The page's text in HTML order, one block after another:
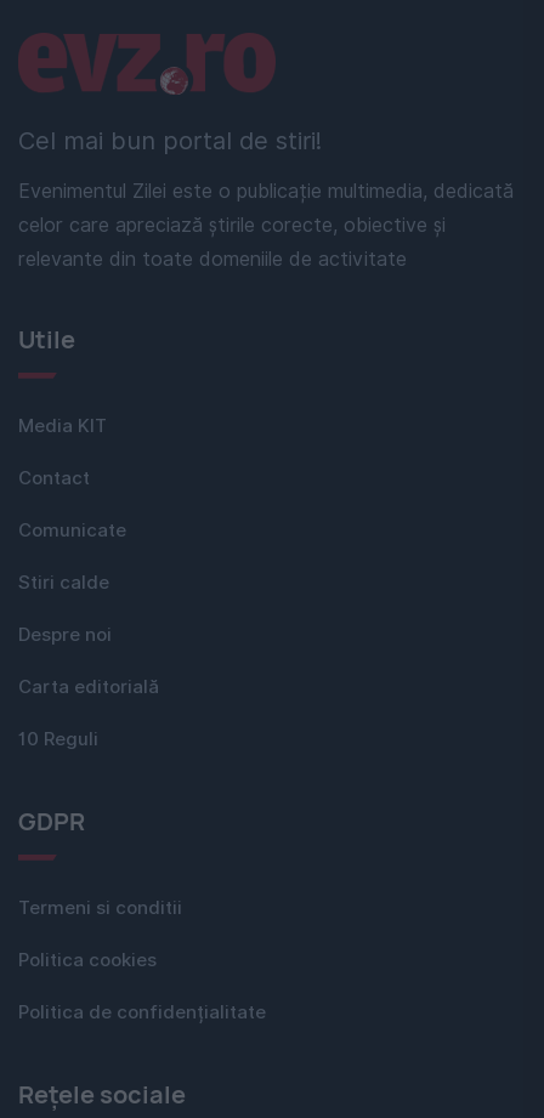
Cel mai bun portal de stiri!
Evenimentul Zilei este o publicație multimedia, dedicată
celor care apreciază știrile corecte, obiective și
relevante din toate domeniile de activitate
Linkuri utile
Utile
Media KIT
Contact
Comunicate
Stiri calde
Despre noi
Carta editorială
10 Reguli
GDPR
Termeni si conditii
Politica cookies
Politica de confidențialitate
Rețele sociale